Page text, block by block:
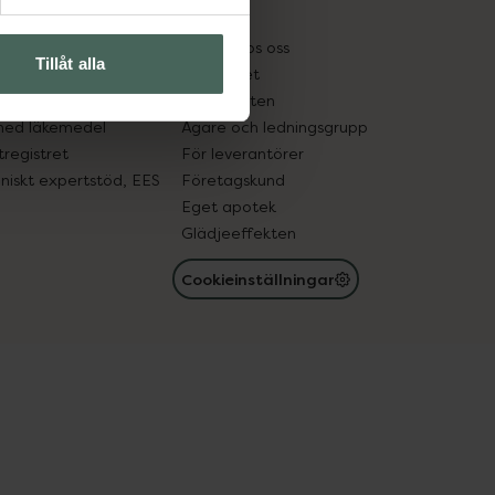
Tillåt alla
in gammal medicin
läkemedel
expertstöd, EES
Pressrum
Jobba hos oss
Hållbarhet
Samarbeten
Ägare och ledningsgrupp
För leverantörer
Företagskund
Eget apotek
Glädjeeffekten
Cookieinställningar